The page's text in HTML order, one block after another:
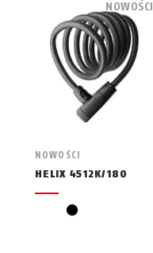
NOWOŚCI
HELIX 4512K/180
czarny
NOWOŚCI